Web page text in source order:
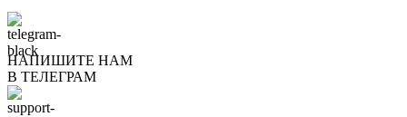
НАПИШИТЕ НАМ
В ТЕЛЕГРАМ